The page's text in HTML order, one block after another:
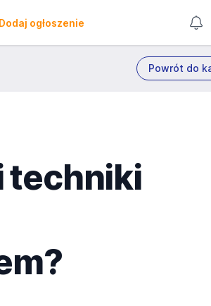
Dodaj ogłoszenie
Powrót do
techniki